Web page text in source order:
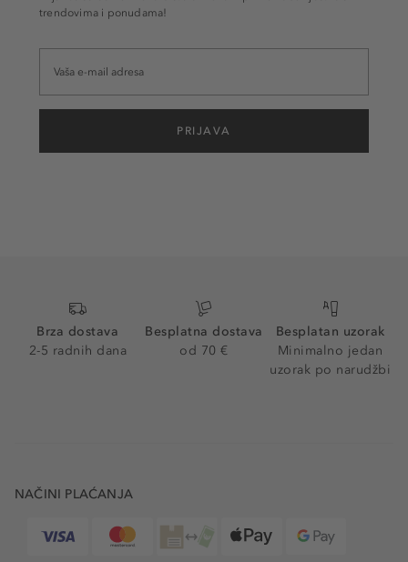
trendovima i ponudama!
PRIJAVA
Brza dostava
2-5 radnih dana
Besplatna dostava
od 70 €
Besplatan uzorak
Minimalno jedan
uzorak po narudžbi
NAČINI PLAĆANJA